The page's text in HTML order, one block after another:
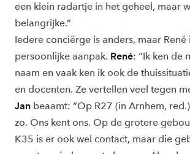
een klein radartje in het geheel, maar
belangrijke.”
Iedere conciërge is anders, maar René
persoonlijke aanpak. René: “Ik ken de
naam en vaak ken ik ook de
en docenten. Ze vertellen veel tegen
Jan beaamt: “Op R27 (in Arnhem,
zo. Ons kent ons. Op de grotere
K35 is er ook wel contact, maar die